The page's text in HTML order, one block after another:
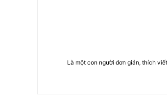
Là một con người đơn giản, thích